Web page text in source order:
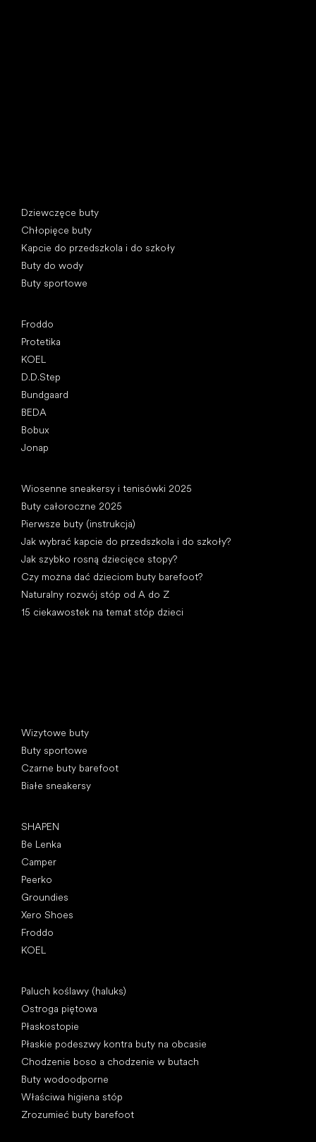
Dziewczęce buty
Chłopięce buty
Kapcie do przedszkola i do szkoły
Buty do wody
Buty sportowe
Froddo
Protetika
KOEL
D.D.Step
Bundgaard
BEDA
Bobux
Jonap
Wiosenne sneakersy i tenisówki 2025
Buty całoroczne 2025
Pierwsze buty (instrukcja)
Jak wybrać kapcie do przedszkola i do szkoły?
Jak szybko rosną dziecięce stopy?
Czy można dać dzieciom buty barefoot?
Naturalny rozwój stóp od A do Z
15 ciekawostek na temat stóp dzieci
Wizytowe buty
Buty sportowe
Czarne buty barefoot
Białe sneakersy
SHAPEN
Be Lenka
Camper
Peerko
Groundies
Xero Shoes
Froddo
KOEL
Paluch koślawy (haluks)
Ostroga piętowa
Płaskostopie
Płaskie podeszwy kontra buty na obcasie
Chodzenie boso a chodzenie w butach
Buty wodoodporne
Właściwa higiena stóp
Zrozumieć buty barefoot